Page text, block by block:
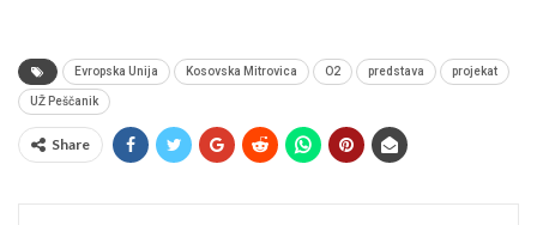
Evropska Unija Kosovska Mitrovica O2 predstava projekat
UŽ Peščanik
Share